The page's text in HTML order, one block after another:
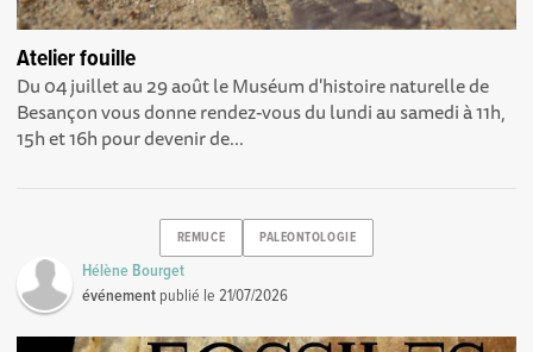
Atelier fouille
Du 04 juillet au 29 août le Muséum d'histoire naturelle de
Besançon vous donne rendez-vous du lundi au samedi à 11h,
15h et 16h pour devenir de...
REMUCE PALEONTOLOGIE
Hélène Bourget
événement publié le21/07/2026